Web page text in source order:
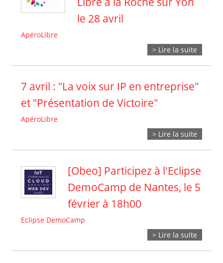
le 28 avril
ApéroLibre
> Lire la suite
7 avril : "La voix sur IP en entreprise"
et "Présentation de Victoire"
ApéroLibre
> Lire la suite
[Obeo] Participez à l'Eclipse
DemoCamp de Nantes, le 5
février à 18h00
Eclipse DemoCamp
> Lire la suite